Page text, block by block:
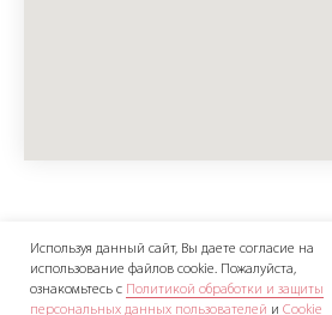
© MedBusinessAcademy.
Используя данный сайт, Вы даете согласие на
использование файлов cookie. Пожалуйста,
ознакомьтесь с Политикой обработки и защиты
персональных данных пользователей и Cookie